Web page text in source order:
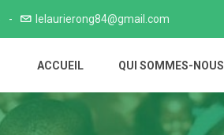
lelaurierong84@gmail.com
ACCUEIL QUI SOMMES-NOUS